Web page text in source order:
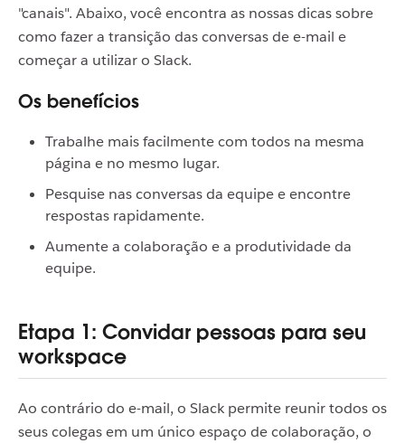
"canais". Abaixo, você encontra as nossas dicas sobre
como fazer a transição das conversas de e-mail e
começar a utilizar o Slack.
Os benefícios
Trabalhe mais facilmente com todos na mesma
página e no mesmo lugar.
Pesquise nas conversas da equipe e encontre
respostas rapidamente.
Aumente a colaboração e a produtividade da
equipe.
Etapa 1: Convidar pessoas para seu
workspace
Ao contrário do e-mail, o Slack permite reunir todos os
seus colegas em um único espaço de colaboração, o